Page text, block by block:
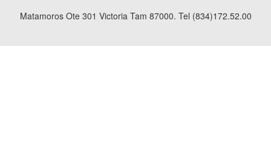
Matamoros Ote 301 Victoria Tam 87000. Tel (834)172.52.00